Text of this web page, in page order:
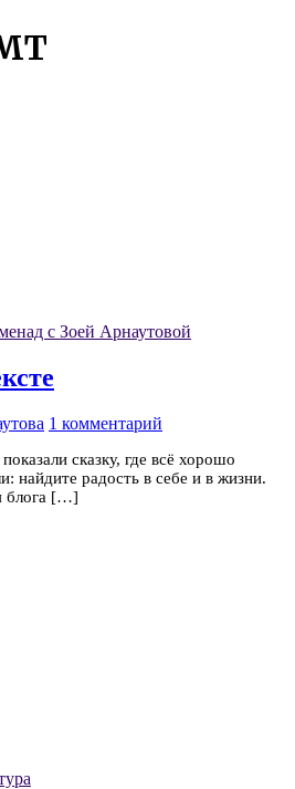
с Зоей Арнаутовой
1 комментарий
сказку, где всё хорошо
найдите радость в себе и в жизни.
блога […]